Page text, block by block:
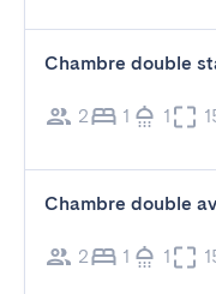
Chambre double
2 1 1
Chambre double
2 1 1